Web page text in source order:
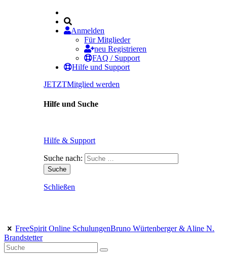
Anmelden
Für Mitglieder
neu Registrieren
FAQ / Support
Hilfe und Support
JETZTMitglied werden
Hilfe und Suche
Hilfe & Support
Suche nach:
Schließen
FreeSpirit Online SchulungenBruno Würtenberger & Aline N.
Brandstetter